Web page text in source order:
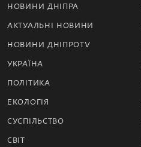
НОВИНИ ДНІПРА
АКТУАЛЬНІ НОВИНИ
НОВИНИ ДНІПРОTV
УКРАЇНА
ПОЛІТИКА
ЕКОЛОГІЯ
СУСПІЛЬСТВО
СВІТ